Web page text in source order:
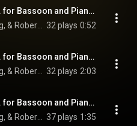
Dichterliebe, Op. 48 (Arr. for Bassoon and Piano by Frank Morelli): V. Ich will meine Seele tauchen
32 plays 0:52
Dichterliebe, Op. 48 (Arr. for Bassoon and Piano by Frank Morelli): VI. Im Rhein, im heiligen Strome
32 plays 2:03
Dichterliebe, Op. 48 (Arr. for Bassoon and Piano by Frank Morelli): VII. Ich grolle nicht
37 plays 1:35